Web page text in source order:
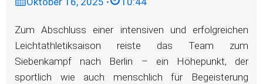
Zum Abschluss einer intensiven und erfolgreichen
Leichtathletiksaison reiste das Team zum
Siebenkampf nach Berlin – ein Höhepunkt, der
sportlich wie auch menschlich für Begeisterung